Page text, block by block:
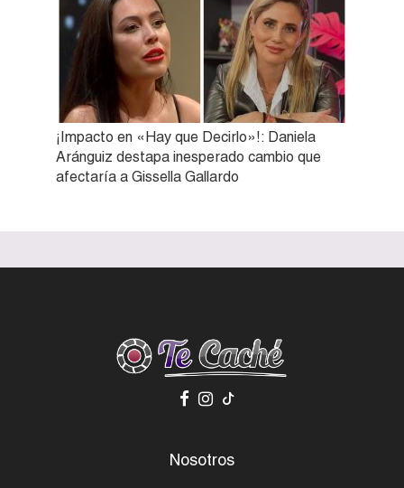
¡Impacto en «Hay que Decirlo»!: Daniela
Aránguiz destapa inesperado cambio que
afectaría a Gissella Gallardo
Nosotros